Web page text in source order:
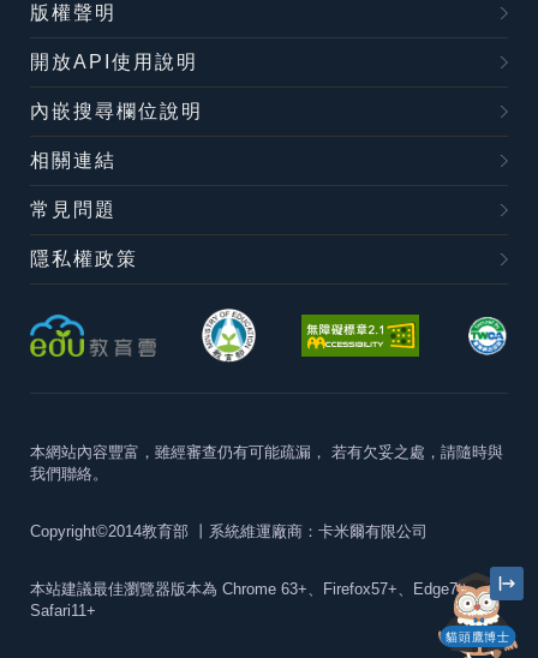
貓頭鷹博士
版權聲明
開放API使用說明
內嵌搜尋欄位說明
相關連結
常見問題
隱私權政策
本網站內容豐富，雖經審查仍有可能疏漏， 若有欠妥之處，請隨時與
我們聯絡。
Copyright©2014教育部 丨系統維運廠商：卡米爾有限公司
本站建議最佳瀏覽器版本為 Chrome 63+、Firefox57+、Edge79+及
Safari11+